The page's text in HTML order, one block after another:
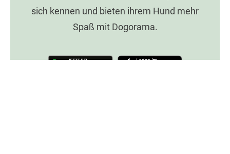
sich kennen und bieten ihrem Hund mehr
Spaß mit Dogorama.